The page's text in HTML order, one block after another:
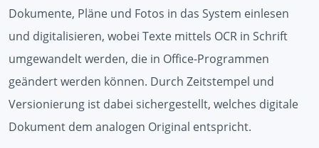
Dokumente, Pläne und Fotos in das System einlesen
und digitalisieren, wobei Texte mittels OCR in Schrift
umgewandelt werden, die in Office-Programmen
geändert werden können. Durch Zeitstempel und
Versionierung ist dabei sichergestellt, welches digitale
Dokument dem analogen Original entspricht.